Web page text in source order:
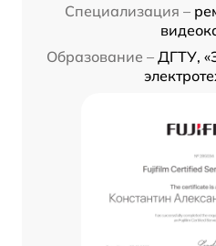
Специализация –
Образование – ДГТУ,